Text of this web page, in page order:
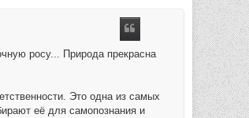
росу... Природа прекрасна
Это одна из самых
её для самопознания и